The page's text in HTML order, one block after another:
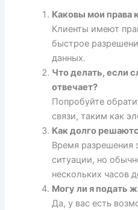
Каковы мои права
Клиенты имеют
быстрое
данных.
Что делать, если
отвечает?
Попробуйте
связи, таким как
Как долго
Время разрешения
ситуации, но
нескольких часов
Могу ли я подать
Да, у вас есть